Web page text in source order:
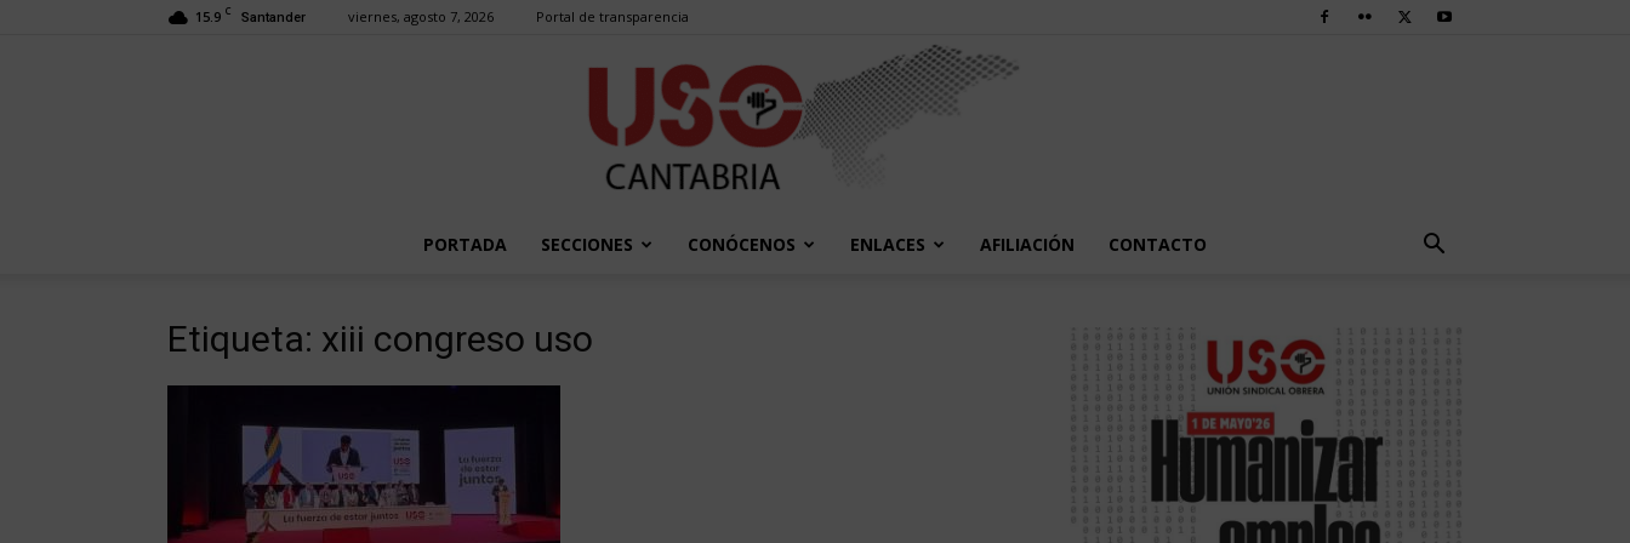
15.9 C Santander viernes, agosto 7, 2026 Portal de transparencia
PORTADA SECCIONES CONÓCENOS ENLACES AFILIACIÓN CONTACTO
Etiqueta: xiii congreso uso